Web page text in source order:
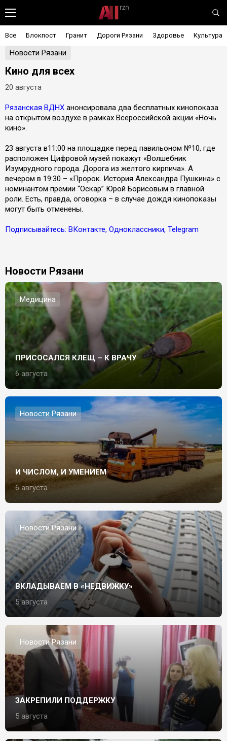
Все Блокпост Гранит Дороги Рязани Здоровье Культура
Новости Рязани
Кино для всех
20 августа
Рязанская ВДНХ анонсировала два бесплатных кинопоказа
на открытом воздухе в рамках Всероссийской акции «Ночь
кино».
23 августа в11:00 на площадке перед павильоном №10, где
расположен Цифровой музей покажут «Волшебник
Изумрудного города. Дорога из желтого кирпича». А
вечером в 19:30 – «Пророк. История Александра Пушкина» с
номинантом премии “Оскар” Юрой Борисовым в главной
роли. Есть, правда, оговорка – в случае дождя кинопоказы
могут быть отменены.
Подписывайтесь: ВКонтакте, Одноклассники, Telegram
Новости Рязани
Медицина
ПРИСОСАЛСЯ КЛЕЩ – К ВРАЧУ
6 августа
Новости Рязани
И ЧИСЛОМ, И УМЕНИЕМ
6 августа
Новости Рязани
ВКЛАДЫВАЕМ В «НЕДВИЖКУ»
5 августа
Новости Рязани
ЗАКРЕПИЛИ ПОДДЕРЖКУ
5 августа